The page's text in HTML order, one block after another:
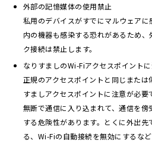
外部の記憶媒体の使用禁止
私用のデバイスがすでにマルウェア
内の機器も感染する恐れがあるため
ク接続は禁止します。
なりすましのWi-Fiアクセスポイント
正規のアクセスポイントと同じまたは
すましアクセスポイントに注意が必要
無断で通信に入り込まれて、通信を傍
する危険性があります。とくに外出
る、Wi-Fiの自動接続を無効にするなど